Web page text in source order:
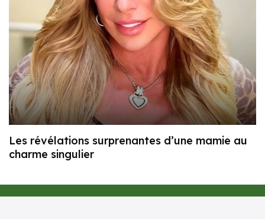
Les révélations surprenantes d’une mamie au
charme singulier